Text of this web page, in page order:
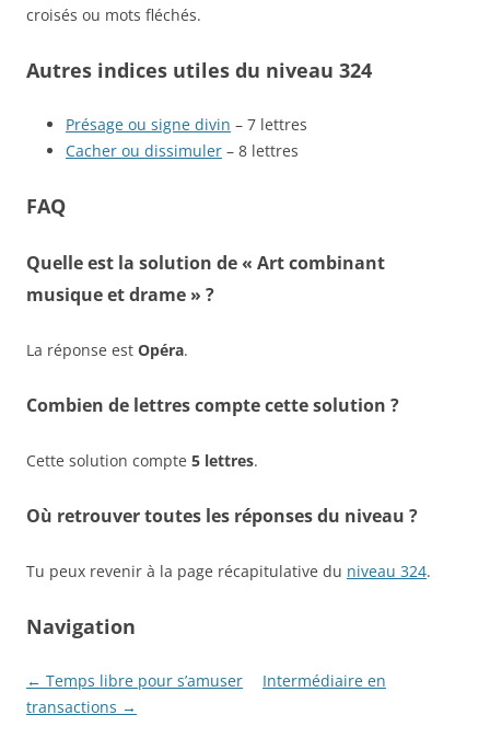
croisés ou mots fléchés.
Autres indices utiles du niveau 324
Présage ou signe divin – 7 lettres
Cacher ou dissimuler – 8 lettres
FAQ
Quelle est la solution de « Art combinant
musique et drame » ?
La réponse est Opéra.
Combien de lettres compte cette solution ?
Cette solution compte 5 lettres.
Où retrouver toutes les réponses du niveau ?
Tu peux revenir à la page récapitulative du niveau 324.
Navigation
← Temps libre pour s’amuser
Intermédiaire en
transactions →